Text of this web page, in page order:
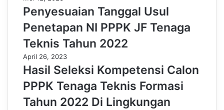
Penyesuaian Tanggal Usul
Penetapan NI PPPK JF Tenaga
Teknis Tahun 2022
April 26, 2023
Hasil Seleksi Kompetensi Calon
PPPK Tenaga Teknis Formasi
Tahun 2022 Di Lingkungan